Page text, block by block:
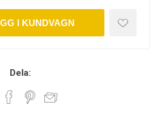
I KUNDVAGN
Dela: